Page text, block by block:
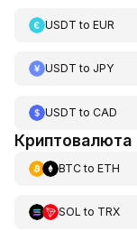
USDT to EUR
USDT to JPY
USDT to CAD
Криптовалюта
BTCto ETH
SOL to TRX